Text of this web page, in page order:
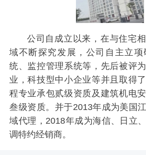
公司自成立以来，在与住宅
域不断探究发展，公司自主立
统、监控管理系统等，先后被评
业，科技型中小企业等并且取得
程专业承包贰级资质及建筑机电
叁级资质。并于2013年成为美国
域代理，2018年成为海信、日立
调特约经销商。